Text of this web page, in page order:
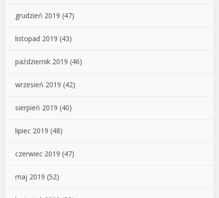
grudzień 2019 (47)
listopad 2019 (43)
październik 2019 (46)
wrzesień 2019 (42)
sierpień 2019 (40)
lipiec 2019 (48)
czerwiec 2019 (47)
maj 2019 (52)